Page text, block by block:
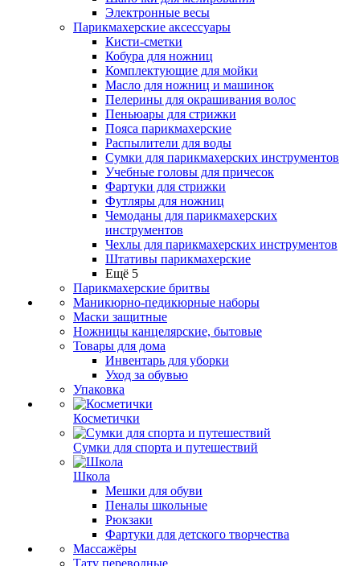
Электронные весы
Парикмахерские аксессуары
Кисти-сметки
Кобура для ножниц
Комплектующие для мойки
Масло для ножниц и машинок
Пелерины для окрашивания волос
Пеньюары для стрижки
Пояса парикмахерские
Распылители для воды
Сумки для парикмахерских инструментов
Учебные головы для причесок
Фартуки для стрижки
Футляры для ножниц
Чемоданы для парикмахерских
инструментов
Чехлы для парикмахерских инструментов
Штативы парикмахерские
Ещё 5
Парикмахерские бритвы
Маникюрно-педикюрные наборы
Маски защитные
Ножницы канцелярские, бытовые
Товары для дома
Инвентарь для уборки
Уход за обувью
Упаковка
Косметички
Сумки для спорта и путешествий
Школа
Мешки для обуви
Пеналы школьные
Рюкзаки
Фартуки для детского творчества
Массажёры
Тату переводные